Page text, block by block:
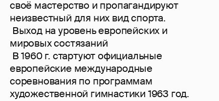
своё мастерство и пропагандируют
неизвестный для них вид спорта.
Выход на уровень европейских и
мировых состязаний
В 1960 г. стартуют официальные
европейские международные
соревнования по программам
художественной гимнастики 1963 год.